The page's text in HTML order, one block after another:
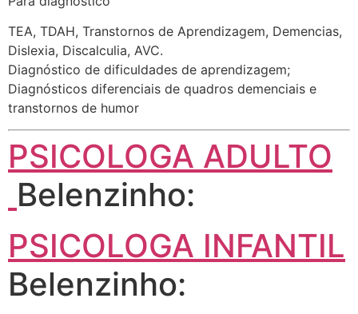
TEA, TDAH, Transtornos de Aprendizagem, Demencias,
Dislexia, Discalculia, AVC.
Diagnóstico de dificuldades de aprendizagem;
Diagnósticos diferenciais de quadros demenciais e
transtornos de humor
PSICOLOGA ADULTO
Belenzinho:
PSICOLOGA INFANTIL
Belenzinho: